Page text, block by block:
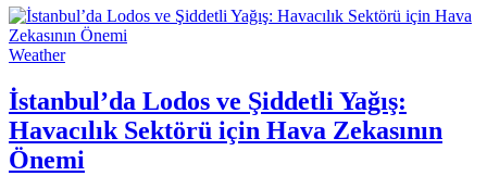
Weather
İstanbul’da Lodos ve Şiddetli Yağış:
Havacılık Sektörü için Hava Zekasının
Önemi